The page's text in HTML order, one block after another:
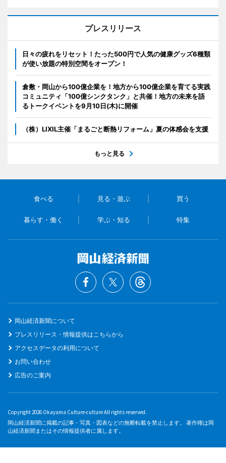
プレスリリース
日々の疲れをリセット！たった500円で人気の健康グッズ6種類
が使い放題の特別空間をオープン！
倉敷・岡山から100億企業を！地方から100億企業を育てる実践
コミュニティ「100億シンクタンク」と共催！地方の未来を語
るトークイベントを9月10日(木)に開催
（株）LIXIL主催「まるごと断熱リフォーム」夏の体感会を支援
もっと見る
食べる 見る・遊ぶ 買う
暮らす・働く 学ぶ・知る 特集
岡山経済新聞について
プレスリリース・情報提供はこちらから
アクセスデータの利用について
お問い合わせ
広告のご案内
Copyright 2026 Okayama Culture-culture All rights reserved.
岡山経済新聞に掲載の記事・写真・図表などの無断転載を禁止します。 著作権は岡
山経済新聞またはその情報提供者に属します。